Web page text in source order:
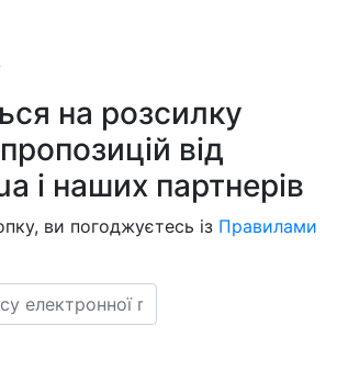
на розсилку
від
і наших партнерів
ви погоджуєтесь із Правилами